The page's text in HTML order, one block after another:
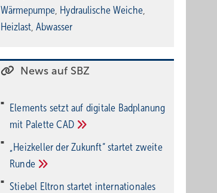
Wärmepumpe, Hydraulische Weiche,
Heizlast, Abwasser
News auf SBZ
Elements setzt auf di­gi­ta­le Bad­pla­nung
mit PaletteCAD
„Heizkeller der Zu­kunft“ star­tet zwei­te
Run­de
Stiebel Eltron startet internatio­nales